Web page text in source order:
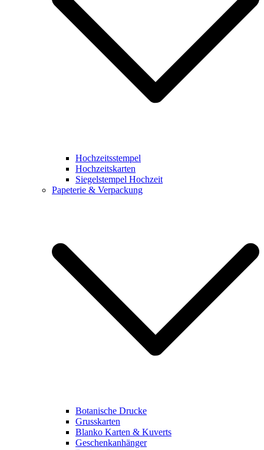
Hochzeitsstempel
Hochzeitskarten
Siegelstempel Hochzeit
Papeterie & Verpackung
Botanische Drucke
Grusskarten
Blanko Karten & Kuverts
Geschenkanhänger